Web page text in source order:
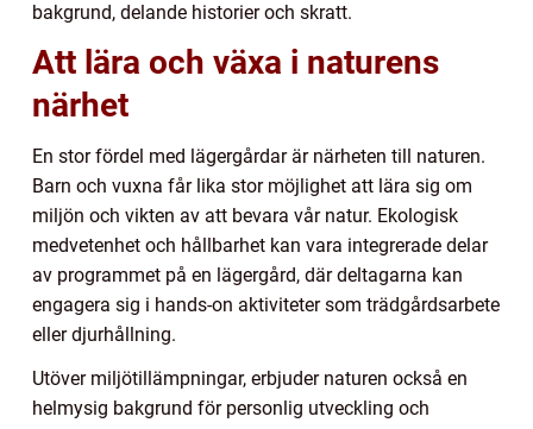
bakgrund, delande historier och skratt.
Att lära och växa i naturens
närhet
En stor fördel med lägergårdar är närheten till naturen.
Barn och vuxna får lika stor möjlighet att lära sig om
miljön och vikten av att bevara vår natur. Ekologisk
medvetenhet och hållbarhet kan vara integrerade delar
av programmet på en lägergård, där deltagarna kan
engagera sig i hands-on aktiviteter som trädgårdsarbete
eller djurhållning.
Utöver miljötillämpningar, erbjuder naturen också en
helmysig bakgrund för personlig utveckling och